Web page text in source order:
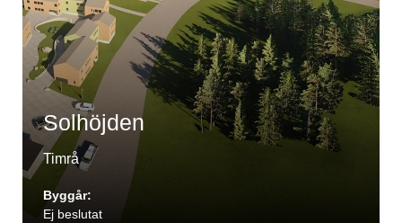
Solhöjden
Timrå
Byggår:
Ej beslutat